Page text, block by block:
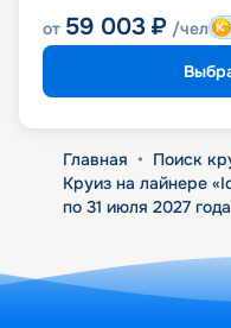
от 59 003 ₽ /чел
Главная • Поиск
Круиз на лайнере
по 31 июля 2027 года